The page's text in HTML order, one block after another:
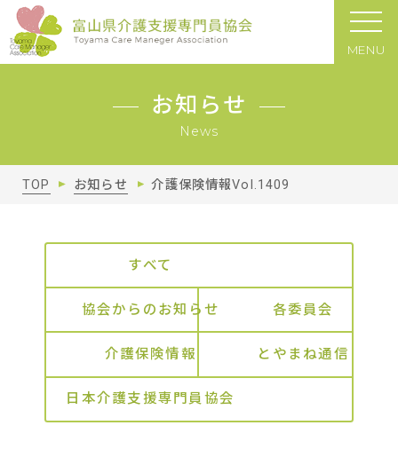
MENU
お知らせ
News
TOP お知らせ 介護保険情報Vol.1409
すべて
協会からのお知らせ 各委員会
介護保険情報 とやまね通信
日本介護支援専門員協会